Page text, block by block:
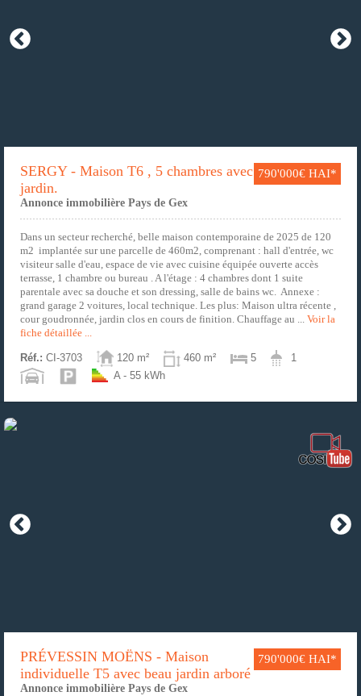
790'000€ HAI*
SERGY - Maison T6 , 5 chambres avec
jardin.
Annonce immobilière Pays de Gex
Dans un secteur recherché, belle maison contemporaine de 2025 de 120
m2 implantée sur une parcelle de 460m2, comprenant : hall d'entrée, wc
visiteur salle d'eau, espace de vie avec cuisine équipée ouverte accès
terrasse, 1 chambre ou bureau . A l'étage : 4 chambres dont 1 suite
parentale avec sa douche et son dressing, salle de bains wc. Annexe :
grand garage 2 voitures, local technique. Les plus: Maison ultra récente ,
cour goudronnée, jardin clos en cours de finition. Chauffage au ... Voir la
fiche détaillée ...
Réf.: CI-3703 120 m² 460 m² 5
1
A - 55 kWh
790'000€ HAI*
PRÉVESSIN MOËNS - Maison
individuelle T5 avec beau jardin arboré
Annonce immobilière Pays de Gex